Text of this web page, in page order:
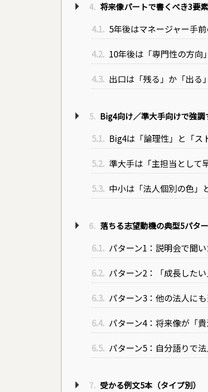
4. 将来像パートで書くべき3要
4.1. 5年後はマネージャー手
4.2. 10年後は「専門性の方向
4.3. 出口は「残る」か「出る
5. Big4向け／準大手向けで強
5.1. Big4は「論理性」と「ス
5.2. 準大手は「主担当として
5.3. 中小は「法人個別の色」
6. 落ちる志望動機の典型5パタ
6.1. パターン1：説明会で聞
6.2. パターン2：「成長した
6.3. パターン3：他の法人に
6.4. パターン4：将来像が「
6.5. パターン5：自分語りで
7. 受かる例文5本（タイプ別）